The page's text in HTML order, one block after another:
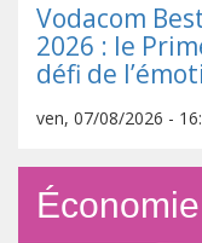
Vodacom
2026 : le
défi de
ven, 07/08/2026 -
Économie